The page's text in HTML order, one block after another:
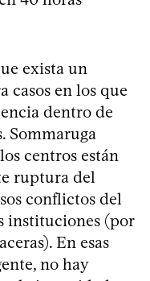
exista un
casos en los que
dentro de
Sommaruga
centros están
ruptura del
conflictos del
instituciones (por
En esas
no hay